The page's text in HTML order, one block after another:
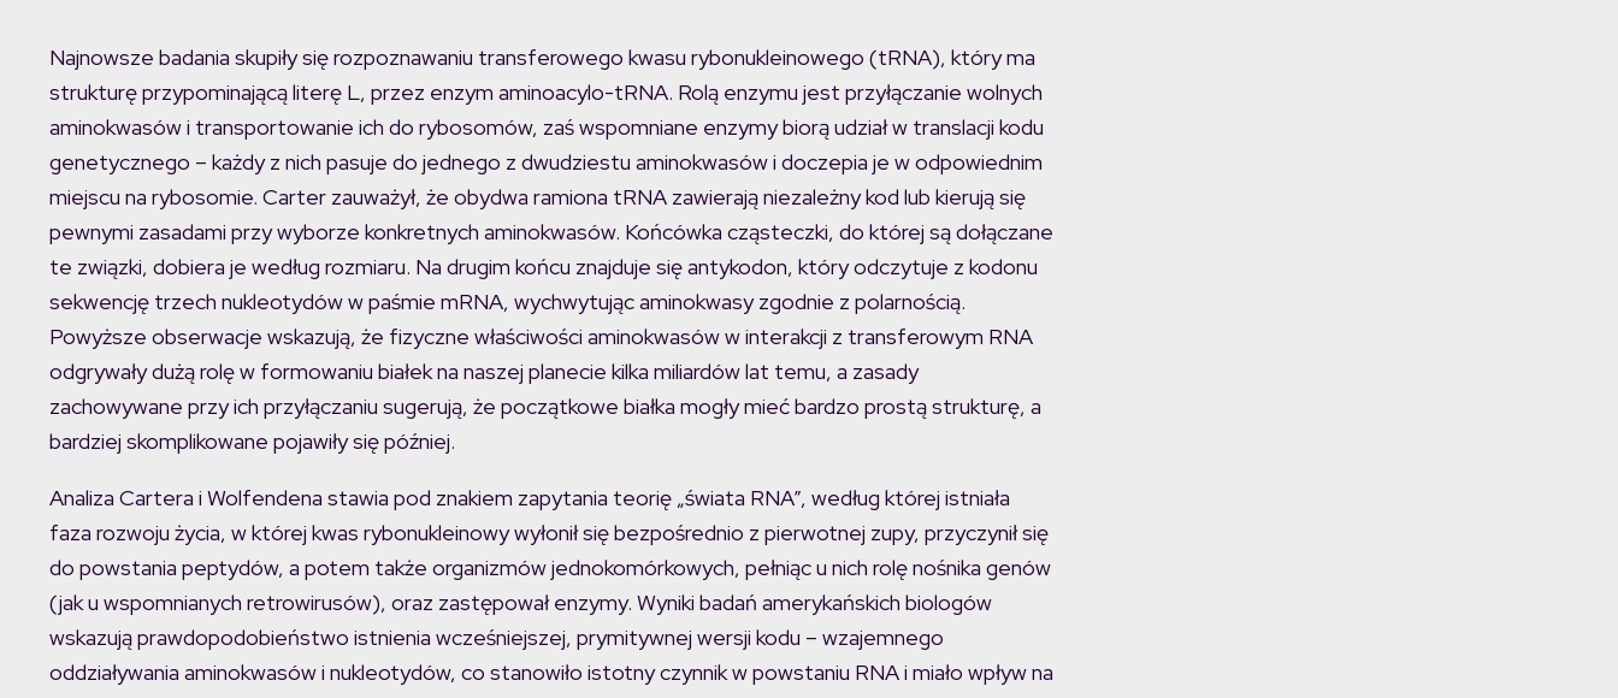
Najnowsze badania skupiły się rozpoznawaniu transferowego kwasu rybonukleinowego (tRNA), który ma
strukturę przypominającą literę L, przez enzym aminoacylo-tRNA. Rolą enzymu jest przyłączanie wolnych
aminokwasów i transportowanie ich do rybosomów, zaś wspomniane enzymy biorą udział w translacji kodu
genetycznego – każdy z nich pasuje do jednego z dwudziestu aminokwasów i doczepia je w odpowiednim
miejscu na rybosomie. Carter zauważył, że obydwa ramiona tRNA zawierają niezależny kod lub kierują się
pewnymi zasadami przy wyborze konkretnych aminokwasów. Końcówka cząsteczki, do której są dołączane
te związki, dobiera je według rozmiaru. Na drugim końcu znajduje się antykodon, który odczytuje z kodonu
sekwencję trzech nukleotydów w paśmie mRNA, wychwytując aminokwasy zgodnie z polarnością.
Powyższe obserwacje wskazują, że fizyczne właściwości aminokwasów w interakcji z transferowym RNA
odgrywały dużą rolę w formowaniu białek na naszej planecie kilka miliardów lat temu, a zasady
zachowywane przy ich przyłączaniu sugerują, że początkowe białka mogły mieć bardzo prostą strukturę, a
bardziej skomplikowane pojawiły się później.
Analiza Cartera i Wolfendena stawia pod znakiem zapytania teorię „świata RNA”, według której istniała
faza rozwoju życia, w której kwas rybonukleinowy wyłonił się bezpośrednio z pierwotnej zupy, przyczynił się
do powstania peptydów, a potem także organizmów jednokomórkowych, pełniąc u nich rolę nośnika genów
(jak u wspomnianych retrowirusów), oraz zastępował enzymy. Wyniki badań amerykańskich biologów
wskazują prawdopodobieństwo istnienia wcześniejszej, prymitywnej wersji kodu – wzajemnego
oddziaływania aminokwasów i nukleotydów, co stanowiło istotny czynnik w powstaniu RNA i miało wpływ na